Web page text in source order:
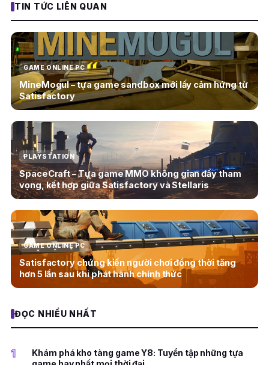
TIN TỨC LIÊN QUAN
GAME ONLINE PC
MineMogul – tựa game sandbox mới lấy cảm hứng từ
Satisfactory
PLAYSTATION
SpaceCraft – Tựa game MMO không gian đầy tham
vọng, kết hợp giữa Satisfactory và Stellaris
GAME ONLINE PC
Satisfactory chứng kiến người chơi đồng thời tăng
hơn 5 lần sau khi phát hành chính thức
ĐỌC NHIỀU NHẤT
1
Khám phá kho tàng game Y8: Tuyển tập những tựa